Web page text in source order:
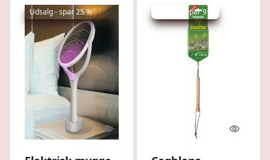
Udsalg - spar 25 %
Quick look
Udsalg - spar 9 %
Quick